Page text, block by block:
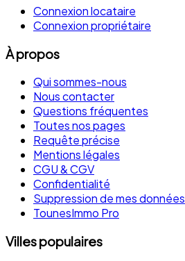
Connexion locataire
Connexion propriétaire
À propos
Qui sommes-nous
Nous contacter
Questions fréquentes
Toutes nos pages
Requête précise
Mentions légales
CGU & CGV
Confidentialité
Suppression de mes données
TounesImmo Pro
Villes populaires